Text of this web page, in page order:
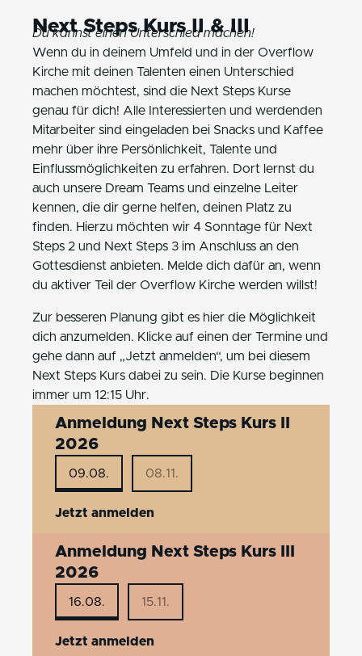
Next Steps Kurs II & III
Du kannst einen Unterschied machen!
Wenn du in deinem Umfeld und in der Overflow
Kirche mit deinen Talenten einen Unterschied
machen möchtest, sind die Next Steps Kurse
genau für dich! Alle Interessierten und werdenden
Mitarbeiter sind eingeladen bei Snacks und Kaffee
mehr über ihre Persönlichkeit, Talente und
Einflussmöglichkeiten zu erfahren. Dort lernst du
auch unsere Dream Teams und einzelne Leiter
kennen, die dir gerne helfen, deinen Platz zu
finden. Hierzu möchten wir4 Sonntage für Next
Steps 2 und Next Steps 3 im Anschluss an den
Gottesdienst anbieten. Melde dich dafür an, wenn
du aktiver Teil der Overflow Kirche werden willst!
Zur besseren Planung gibt es hier die Möglichkeit
dich anzumelden. Klicke auf einen der Termine und
gehe dann auf „Jetzt anmelden“, um bei diesem
Next Steps Kurs dabei zu sein. Die Kurse beginnen
immer um 12:15 Uhr.
Anmeldung Next Steps Kurs II
2026
09.08. 08.11.
Jetzt anmelden
Anmeldung Next Steps Kurs III
2026
16.08. 15.11.
Jetzt anmelden